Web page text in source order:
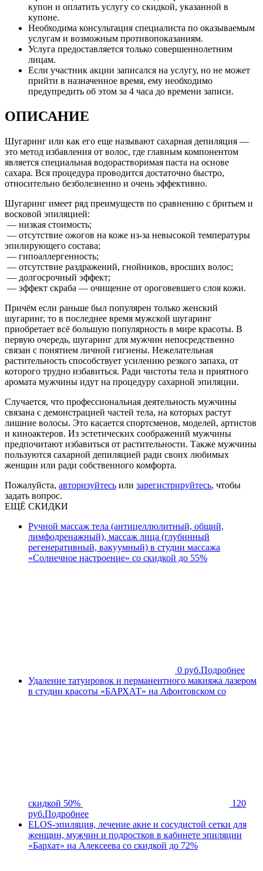
купон и оплатить услугу со скидкой, указанной в
купоне.
Необходима консультация специалиста по оказываемым
услугам и возможным противопоказаниям.
Услуга предоставляется только совершеннолетним
лицам.
Если участник акции записался на услугу, но не может
прийти в назначенное время, ему необходимо
предупредить об этом за 4 часа до времени записи.
ОПИСАНИЕ
Шугаринг или как его еще называют сахарная депиляция —
это метод избавления от волос, где главным компонентом
является специальная водорастворимая паста на основе
сахара. Вся процедура проводится достаточно быстро,
относительно безболезненно и очень эффективно.
Шугаринг имеет ряд преимуществ по сравнению с бритьем и
восковой эпиляцией:
— низкая стоимость;
— отсутствие ожогов на коже из-за невысокой температуры
эпилирующего состава;
— гипоаллергенность;
— отсутствие раздражений, гнойников, вросших волос;
— долгосрочный эффект;
— эффект скраба — очищение от ороговевшего слоя кожи.
Причём если раньше был популярен только женский
шугаринг, то в последнее время мужской шугаринг
приобретает всё большую популярность в мире красоты. В
первую очередь, шугаринг для мужчин непосредственно
связан с понятием личной гигиены. Нежелательная
растительность способствует усилению резкого запаха, от
которого трудно избавиться. Ради чистоты тела и приятного
аромата мужчины идут на процедуру сахарной эпиляции.
Случается, что профессиональная деятельность мужчины
связана с демонстрацией частей тела, на которых растут
лишние волосы. Это касается спортсменов, моделей, артистов
и киноактеров. Из эстетических соображений мужчины
предпочитают избавиться от растительности. Также мужчины
пользуются сахарной депиляцией ради своих любимых
женщин или ради собственного комфорта.
Пожалуйста, авторизуйтесь или зарегистрируйтесь, чтобы
задать вопрос.
ЕЩЁ СКИДКИ
Ручной массаж тела (антицеллюлитный, общий,
лимфодренажный), массаж лица (глубинный
регенеративный, вакуумный) в студии массажа
«Солнечное настроение» со скидкой до 55%
0 руб.Подробнее
Удаление татуировок и перманентного макияжа лазером
в студии красоты «БАРХАТ» на Афонтовском со
скидкой 50%
120
руб.Подробнее
ELOS-эпиляция, лечение акне и сосудистой сетки для
женщин, мужчин и подростков в кабинете эпиляции
«Бархат» на Алексеева со скидкой до 72%